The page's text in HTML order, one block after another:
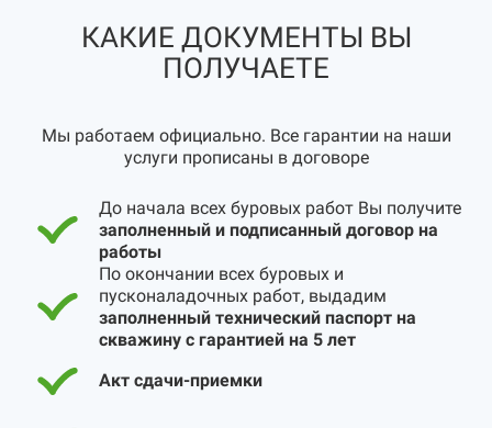
КАКИЕ ДОКУМЕНТЫ ВЫ
ПОЛУЧАЕТЕ
Мы работаем официально. Все гарантии на наши
услуги прописаны в договоре
До начала всех буровых работ Вы получите
заполненный и подписанный договор на
работы
По окончании всех буровых и
пусконаладочных работ, выдадим
заполненный технический паспорт на
скважину с гарантией на 5 лет
Акт сдачи-приемки